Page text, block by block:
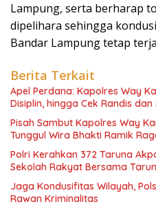
Lampung, serta berharap
dipelihara sehingga
Bandar Lampung tetap
Berita Terkait
Apel Perdana: Kapolres Way
Disiplin, hingga Cek Randis dan
Pisah Sambut Kapolres Way
Tunggul Wira Bhakti Ramik
Polri Kerahkan 372 Taruna
Sekolah Rakyat Bersama
Jaga Kondusifitas Wilayah,
Rawan Kriminalitas